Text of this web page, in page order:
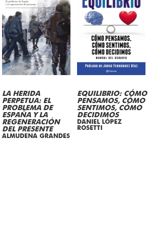
LA HERIDA
PERPETUA: EL
PROBLEMA DE
ESPAÑA Y LA
REGENERACIÓN
DEL PRESENTE
ALMUDENA GRANDES
EQUILIBRIO: CÓMO
PENSAMOS, CÓMO
SENTIMOS, CÓMO
DECIDIMOS
DANIEL LÓPEZ
ROSETTI